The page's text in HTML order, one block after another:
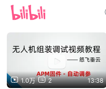
1.0万 2 13:38